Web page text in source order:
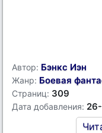
Автор: Бэнкс Иэн
Жанр: Боевая
Страниц: 309
Дата добавления: